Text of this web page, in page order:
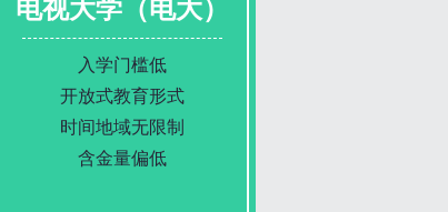
电视大学（电大）
入学门槛低
开放式教育形式
时间地域无限制
含金量偏低